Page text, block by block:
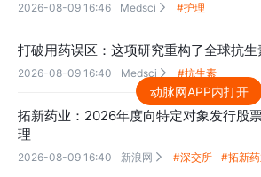
2026-08-09 16:46 Medsci  #护理
打破用药误区：这项研究重构了全球抗生
2026-08-09 16:40 Medsci  #抗生素
拓新药业：2026年度向特定对象发行股
理
2026-08-09 16:40 新浪网  #深交所 #拓新
动脉网APP内打开